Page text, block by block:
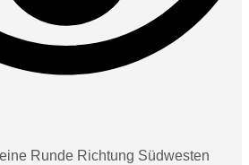
Runde Richtung Südwesten